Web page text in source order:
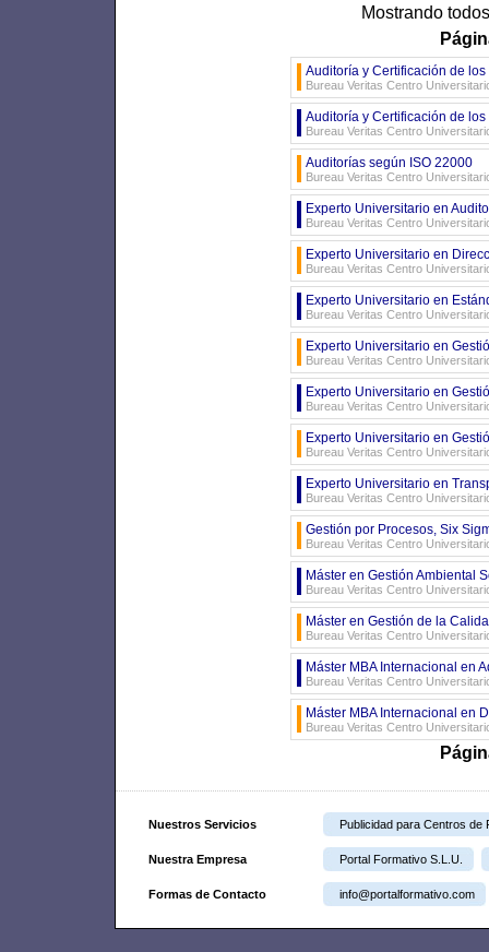
Mostrando
Auditoría y Certificación de
Bureau Veritas Centro
Auditoría y Certificación de
Bureau Veritas Centro
Auditorías según ISO 22000
Bureau Veritas Centro
Experto Universitario en
Bureau Veritas Centro
Experto Universitario en
Bureau Veritas Centro
Experto Universitario en
Bureau Veritas Centro
Experto Universitario en
Bureau Veritas Centro
Experto Universitario en
Bureau Veritas Centro
Experto Universitario en
Bureau Veritas Centro
Experto Universitario en
Bureau Veritas Centro
Gestión por Procesos, Six
Bureau Veritas Centro
Máster en Gestión Ambiental
Bureau Veritas Centro
Máster en Gestión de la
Bureau Veritas Centro
Máster MBA Internacional en
Bureau Veritas Centro
Máster MBA Internacional en
Bureau Veritas Centro
Nuestros Servicios Publicidad para Centros de
Nuestra Empresa Portal Formativo S.L.U.
Formas de Contacto info@portalformativo.com